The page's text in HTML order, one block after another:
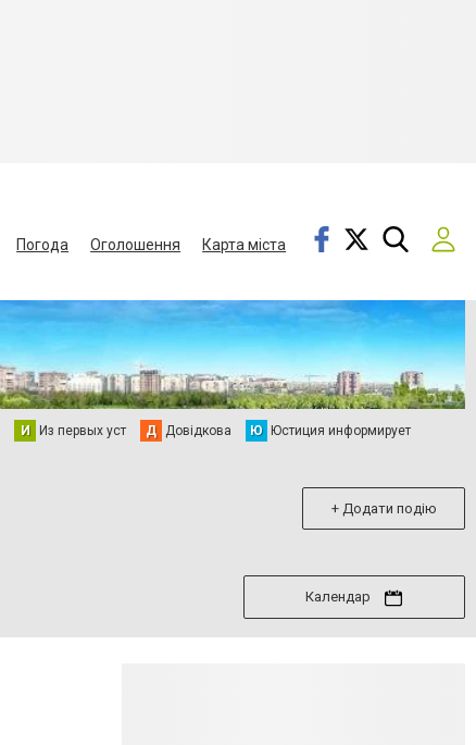
Погода Оголошення
Карта міста
И Из первых уст Д Довідкова Ю Юстиция информирует
+ Додати подію
Календар